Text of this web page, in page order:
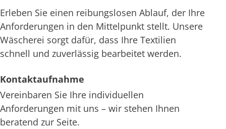
Erleben Sie einen reibungslosen Ablauf, der Ihre
Anforderungen in den Mittelpunkt stellt. Unsere
Wäscherei sorgt dafür, dass Ihre Textilien
schnell und zuverlässig bearbeitet werden.
Kontaktaufnahme
Vereinbaren Sie Ihre individuellen
Anforderungen mit uns – wir stehen Ihnen
beratend zur Seite.